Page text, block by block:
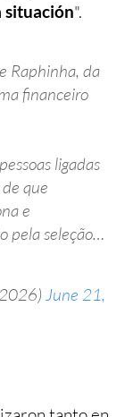
situación".
Raphinha, da
financeiro
ligadas
que
e
pela seleção…
June 21,